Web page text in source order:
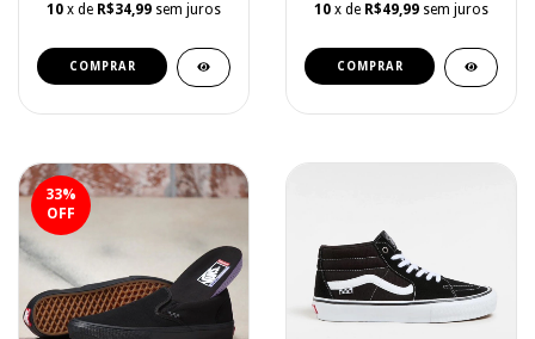
10 x de R$34,99 sem juros
COMPRAR
10 x de R$49,99 sem juros
COMPRAR
33%
OFF